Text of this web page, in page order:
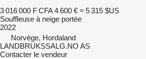
3 016 000 F CFA 4 600 € ≈ 5 315 $US
Souffleuse à neige portée
2022
Norvège, Hordaland
LANDBRUKSSALG.NO AS
Contacter le vendeur